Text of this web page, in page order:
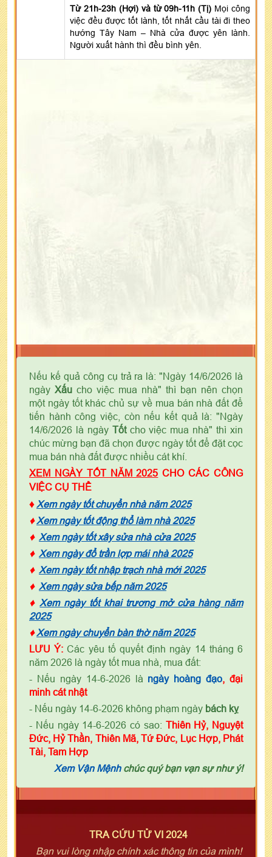
Từ 21h-23h (Hợi) và từ 09h-11h (Tị) Mọi công
việc đều được tốt lành, tốt nhất cầu tài đi theo
hướng Tây Nam – Nhà cửa được yên lành.
Người xuất hành thì đều bình yên.
Nếu kế quả công cụ trả ra là: "Ngày 14/6/2026 là
ngày Xấu cho việc mua nhà" thì bạn nên chọn
một ngày tốt khác chủ sự về mua bán nhà đất để
tiến hành công việc, còn nếu kết quả là: "Ngày
14/6/2026 là ngày Tốtcho việc mua nhà" thì xin
chúc mừng bạn đã chọn được ngày tốt để đặt cọc
mua bán nhà đất được nhiều cát khí.
XEM NGÀY TỐT NĂM 2025 CHO CÁC CÔNG
VIỆC CỤ THỂ
♦ Xem ngày tốt chuyển nhà năm 2025
♦ Xem ngày tốt động thổ làm nhà 2025
♦ Xem ngày tốt xây sửa nhà cửa 2025
♦ Xem ngày đổ trần lợp mái nhà 2025
♦ Xem ngày tốt nhập trạch nhà mới 2025
♦ Xem ngày sửa bếp năm 2025
♦ Xem ngày tốt khai trương mở cửa hàng năm
2025
♦ Xem ngày chuyển bàn thờ năm 2025
LƯU Ý: Các yêu tố quyết định ngày 14 tháng 6
năm 2026 là ngày tốt mua nhà, mua đất:
- Nếu ngày 14-6-2026 là ngày hoàng đạo, đại
minh cát nhật
- Nếu ngày 14-6-2026 không phạm ngày bách kỵ
- Nếu ngày 14-6-2026 có sao: Thiên Hỷ, Nguyệt
Đức, Hỷ Thần, Thiên Mã, Tứ Đức, Lục Hợp, Phát
Tài, Tam Hợp
Xem Vận Mệnhchúc quý bạn vạn sự như ý!
TRA CỨU TỬ VI 2024
Bạn vui lòng nhập chính xác thông tin của mình!